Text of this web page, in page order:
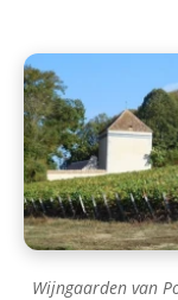
Wijngaarden van